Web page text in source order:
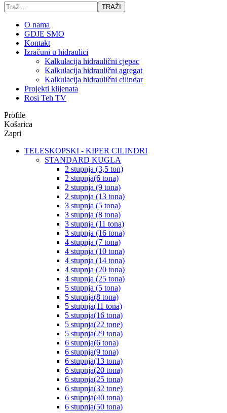
TRAŽI
O nama
GDJE SMO
Kontakt
Izračuni u hidraulici
Kalkulacija hidraulični cjepac
Kalkulacija hidraulični agregat
Kalkulacija hidraulični cilindar
Projekti klijenata
Rosi Teh TV
Profile
Košarica
Zapri
TELESKOPSKI - KIPER CILINDRI
STANDARD KUGLA
2 stupnja (3,5 ton)
2 stupnja(6 tona)
2 stupnja (9 tona)
2 stupnja (13 tona)
3 stupnja (5 tona)
3 stupnja (8 tona)
3 stupnja (11 tona)
3 stupnja (16 tona)
4 stupnja (7 tona)
4 stupnja (10 tona)
4 stupnja (14 tona)
4 stupnja (20 tona)
4 stupnja (25 tona)
5 stupnja (5 tona)
5 stupnja(8 tona)
5 stupnja(11 tona)
5 stupnja(16 tona)
5 stupnja(22 tone)
5 stupnja(29 tona)
6 stupnja(6 tona)
6 stupnja(9 tona)
6 stupnja(13 tona)
6 stupnja(20 tona)
6 stupnja(25 tona)
6 stupnja(32 tone)
6 stupnja(40 tona)
6 stupnja(50 tona)